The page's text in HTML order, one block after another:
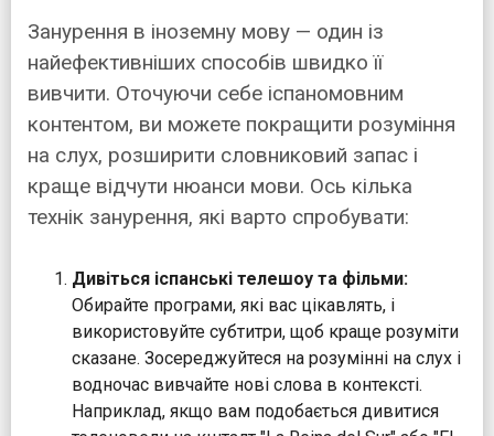
Занурення в іноземну мову — один із
найефективніших способів швидко її
вивчити. Оточуючи себе іспаномовним
контентом, ви можете покращити розуміння
на слух, розширити словниковий запас і
краще відчути нюанси мови. Ось кілька
технік занурення, які варто спробувати:
Дивіться іспанські телешоу та фільми:
Обирайте програми, які вас цікавлять, і
використовуйте субтитри, щоб краще розуміти
сказане. Зосереджуйтеся на розумінні на слух і
водночас вивчайте нові слова в контексті.
Наприклад, якщо вам подобається дивитися